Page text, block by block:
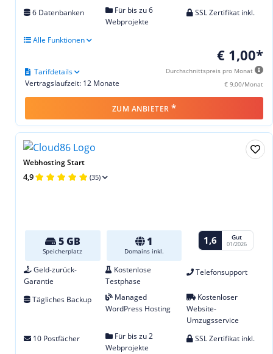
6 Datenbanken
Für bis zu 6
Webprojekte
SSL Zertifikat inkl.
Alle Funktionen
€ 1,00*
Durchschnittspreis pro Monat
€ 9,00/Monat
Vertragslaufzeit: 12 Monate
Tarifdetails
ZUM ANBIETER *
Webhosting Start
4,9 (35)
5 GB
Speicherplatz
1
Domains inkl.
1,6 Gut
01/2026
Geld-zurück-
Garantie
Kostenlose
Testphase
Telefonsupport
Tägliches Backup
Managed
WordPress Hosting
Kostenloser
Website-
Umzugsservice
10 Postfächer
Für bis zu 2
Webprojekte
SSL Zertifikat inkl.